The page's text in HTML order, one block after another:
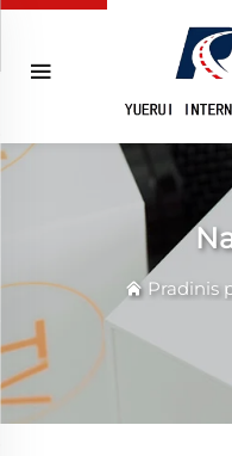
Pradinis